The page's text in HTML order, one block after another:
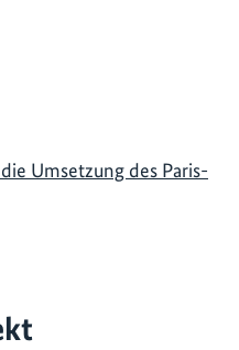
Umsetzung des Paris-